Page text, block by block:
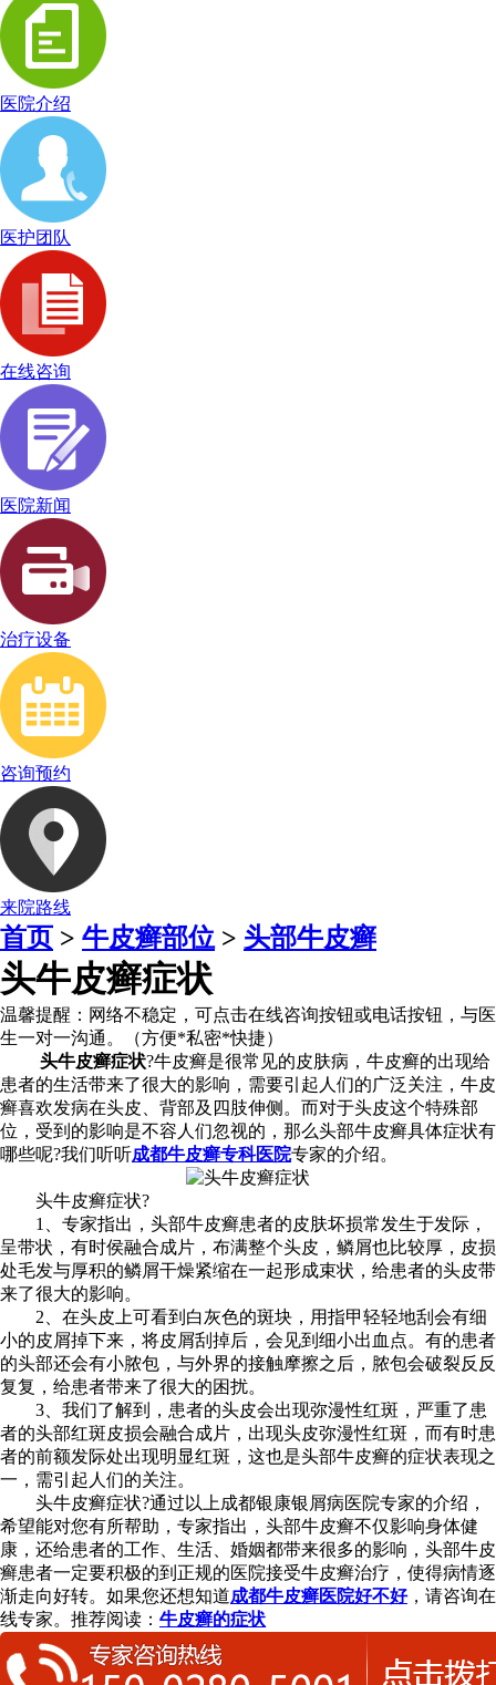
医院介绍
医护团队
在线咨询
医院新闻
治疗设备
咨询预约
来院路线
首页 > 牛皮癣部位 > 头部牛皮癣
头牛皮癣症状
温馨提醒： 网络不稳定，可点击在线咨询按钮或电话按钮，与医
生一对一沟通。（方便*私密*快捷）
头牛皮癣症状?牛皮癣是很常见的皮肤病，牛皮癣的出现给
患者的生活带来了很大的影响，需要引起人们的广泛关注，牛皮
癣喜欢发病在头皮、背部及四肢伸侧。而对于头皮这个特殊部
位，受到的影响是不容人们忽视的，那么头部牛皮癣具体症状有
哪些呢?我们听听成都牛皮癣专科医院专家的介绍。
头牛皮癣症状?
1、专家指出，头部牛皮癣患者的皮肤坏损常发生于发际，
呈带状，有时侯融合成片，布满整个头皮，鳞屑也比较厚，皮损
处毛发与厚积的鳞屑干燥紧缩在一起形成束状，给患者的头皮带
来了很大的影响。
2、在头皮上可看到白灰色的斑块，用指甲轻轻地刮会有细
小的皮屑掉下来，将皮屑刮掉后，会见到细小出血点。有的患者
的头部还会有小脓包，与外界的接触摩擦之后，脓包会破裂反反
复复，给患者带来了很大的困扰。
3、我们了解到，患者的头皮会出现弥漫性红斑，严重了患
者的头部红斑皮损会融合成片，出现头皮弥漫性红斑，而有时患
者的前额发际处出现明显红斑，这也是头部牛皮癣的症状表现之
一，需引起人们的关注。
头牛皮癣症状?通过以上成都银康银屑病医院专家的介绍，
希望能对您有所帮助，专家指出，头部牛皮癣不仅影响身体健
康，还给患者的工作、生活、婚姻都带来很多的影响，头部牛皮
癣患者一定要积极的到正规的医院接受牛皮癣治疗，使得病情逐
渐走向好转。如果您还想知道成都牛皮癣医院好不好，请咨询在
线专家。推荐阅读： 牛皮癣的症状